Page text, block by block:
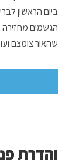
ביום הראשון
הגשמים מחזירה
שהאור צומצם
והדרת